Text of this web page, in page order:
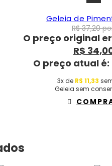
Geleia de
R$37,20
O preço original
R$
O preço atual é:
3x de R$ 11,33
Geleia sem